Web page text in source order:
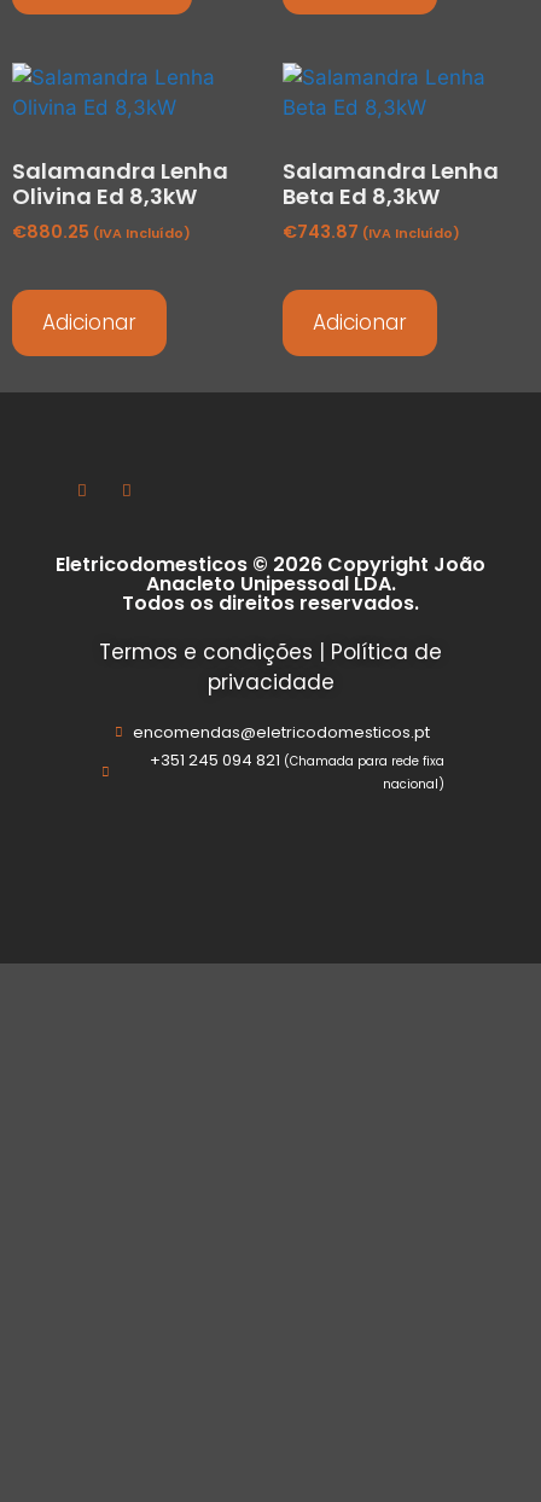
Salamandra Lenha
Olivina Ed 8,3kW
€880.25 (IVA Incluído)
Adicionar
Salamandra Lenha
Beta Ed 8,3kW
€743.87 (IVA Incluído)
Adicionar
Eletricodomesticos © 2026 Copyright João
Anacleto Unipessoal LDA.
Todos os direitos reservados.
Termos e condições | Política de
privacidade
encomendas@eletricodomesticos.pt
+351 245 094 821 (Chamada para rede fixa
nacional)